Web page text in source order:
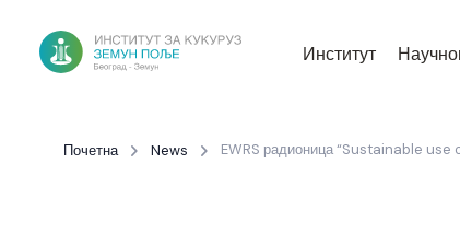
Институт
Почетна News EWRS радионица “Sustainable